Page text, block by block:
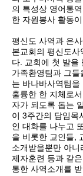
의 특성상 영어통
한 자원봉사 활동
평신도 사역과 은
본교회의 평신도
다. 교회에 첫 발을
가족환영팀과 그
는 바나바사역팀
훌륭한 한 지체로
자가 되도록 돕는
이 3주간의 담임목
인 대화를 나누고
을 비롯한 교인들,
소개받을뿐만 아
제자훈련 등과 같
통한 사역소개를